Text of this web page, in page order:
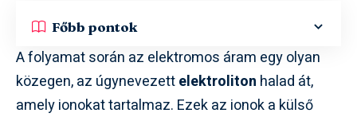
Főbb pontok
A folyamat során az elektromos áram egy olyan
közegen, az úgynevezettelektroliton halad át,
amely ionokat tartalmaz. Ezek az ionok a külső